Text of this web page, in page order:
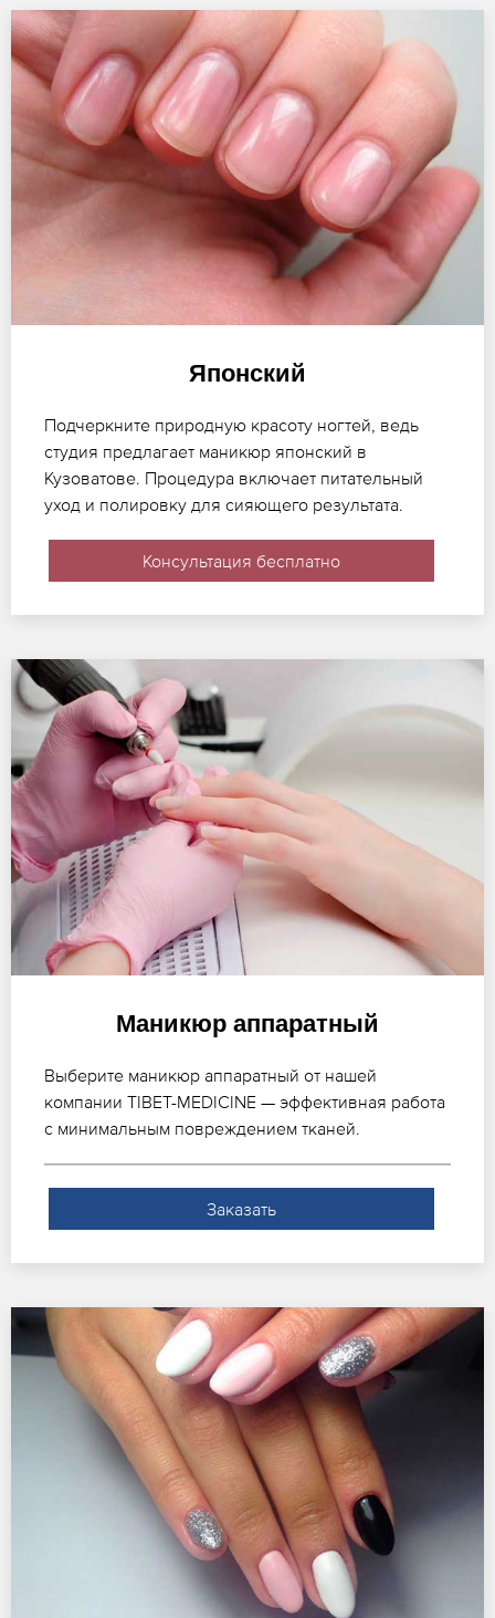
Японский
Подчеркните природную красоту ногтей, ведь
студия предлагает маникюр японский в
Кузоватове. Процедура включает питательный
уход и полировку для сияющего результата.
Консультация бесплатно
Маникюр аппаратный
Выберите маникюр аппаратный от нашей
компании TIBET-MEDICINE — эффективная работа
с минимальным повреждением тканей.
Заказать